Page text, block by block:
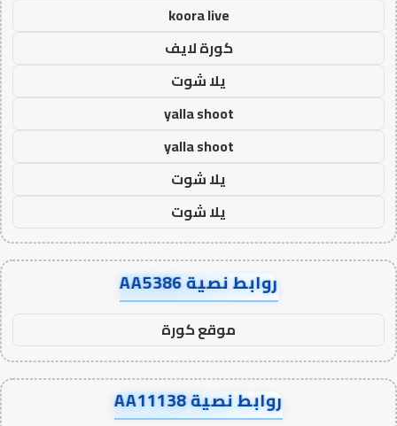
koora live
كورة لايف
يلا شوت
yalla shoot
yalla shoot
يلا شوت
يلا شوت
روابط نصية AA5386
موقع كورة
روابط نصية AA11138